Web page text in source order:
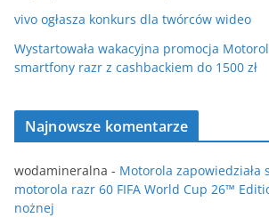
vivo ogłasza konkurs dla twórców wideo
Wystartowała wakacyjna promocja
smartfony razr z cashbackiem do 1500 zł
Najnowsze komentarze
wodamineralna - Motorola zapowiedziała
motorola razr 60 FIFA World Cup 26™
nożnej